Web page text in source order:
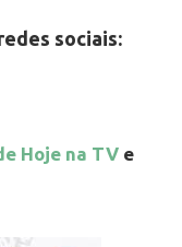
sociais:
Hoje na TV e